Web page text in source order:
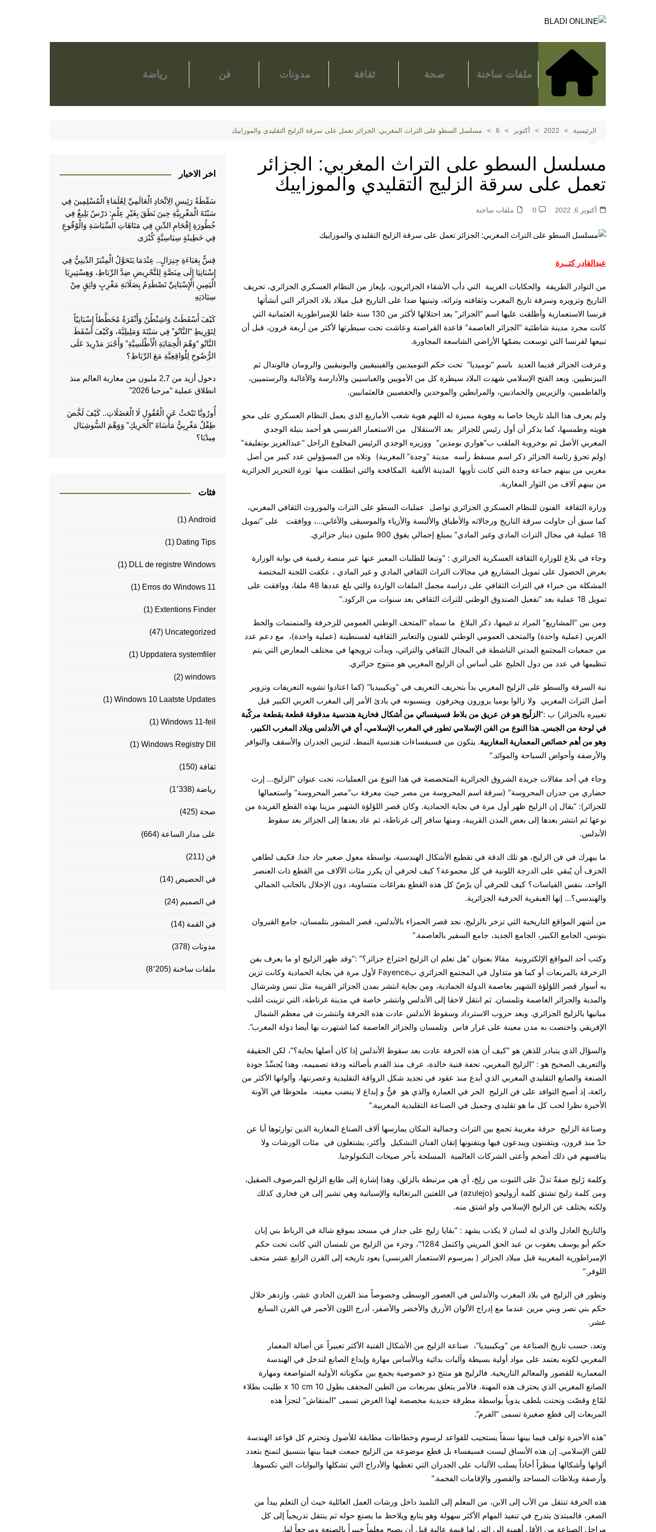
ملفات ساخنة صحة ثقافة مدونات فن رياضة
الرئيسية 2022 أكتوبر 6 مسلسل السطو على التراث المغربي: الجزائر تعمل على سرقة الزليج التقليدي والموزاييك
مسلسل السطو على التراث المغربي: الجزائر
تعمل على سرقة الزليج التقليدي والموزاييك
أكتوبر 6, 2022 0 ملفات ساخنة
عبدالقادر كتــرة
من النوادر الطريفة والحكايات الغريبة التي دأب الأشقاء الجزائريون، بإيعاز من النظام العسكري الجزائري، تحريف
التاريخ وتزويره وسرقة تاريخ المغرب وثقافته وتراثه، وتبنيها ضدا على التاريخ قبل ميلاد بلاد الجزائر التي أنشأتها
فرنسا الاستعمارية وأطلقت عليها اسم “الجزائر” بعد احتلالها لأكثر من 130 سنة خلفا للإمبراطورية العثمانية التي
كانت مجرد مدينة شاطئية “الجزائر العاصمة” قاعدة القراصنة وعاشت تحت سيطرتها لأكثر من أربعة قرون، قبل أن
تبيعها لفرنسا التي توسعت بضمّها الأراضي الشاسعة المجاورة.
وعرفت الجزائر قديما العديد باسم “نوميديا” تحت حكم النوميديين والفينيقيين والبونيقيين والرومان فالوندال ثم
البيزنطيين. وبعد الفتح الإسلامي شهدت البلاد سيطرة كل من الأمويين والعباسيين والأدارسة والأغالبة والرستميين،
والفاطميين، والزيريين والحماديين، والمرابطين والموحدين والحفصيين فالعثمانيين.
ولم يعرف هذا البلد تاريخا خاصا به وهوية مميزة له اللهم هوية شعب الأمازيغ الذي يعمل النظام العسكري على محو
هويته وطمسها، كما يذكر أن أول رئيس للجزائر بعد الاستقلال من الاستعمار الفرنسي هو أحمد بنبلة الوجدي
المغربي الأصل ثم بوخروبة الملقب ب”هواري بومدين” ووزيره الوجدي الرئيس المخلوع الراحل “عبدالعزيز بوتفليقة”
(ولم تجرؤ رئاسة الجزائر ذكر اسم مسقط رأسه مدينة “وجدة” المغربية) وتلاه من المسؤولين عدد كبير من أصل
مغربي من بينهم جماعة وجدة التي كانت تأويها المدينة الألفية المكافحة والتي انطلقت منها ثورة التحرير الجزائرية
من بينهم آلاف من الثوار المغاربة.
وزارة الثقافة الفنون للنظام العسكري الجزائري تواصل عمليات السطو على التراث والموروث الثقافي المغربي،
كما سبق أن حاولت سرقة التاريخ ورجالاته والأطباق والألبسة والأزياء والموسيقى والأغاني…، ووافقت على “تمويل
18 عملية في مجال التراث المادي وغير المادي” بمبلغ إجمالي يفوق 900 مليون دينار جزائري
.
وجاء في بلاغ للوزارة الثقافة العسكرية الجزائري : “وتبعا للطلبات المعبر عنها عبر منصة رقمية في بوابة الوزارة
بغرض الحصول على تمويل المشاريع في مجالات التراث الثقافي المادي و غير المادي ، عكفت اللجنة المختصة
المشكلة من خبراء في التراث الثقافي على دراسة مجمل الملفات الواردة والتي بلغ عددها 48 ملفا، ووافقت على
تمويل 18 عملية بعد “تفعيل الصندوق الوطني للتراث الثقافي بعد سنوات من الركود
“.
ومن بين “المشاريع” المراد تدعيمها، ذكر البلاغ ما سماه “المتحف الوطني العمومي للزخرفة والمنمنمات والخط
العربي (عملية واحدة) والمتحف العمومي الوطني للفنون والتعابير الثقافية لقسنطينة (عملية واحدة)، مع دعم عدد
من جمعيات المجتمع المدني الناشطة في المجال الثقافي والتراثي، وبدأت ترويجها في مختلف المعارض التي يتم
تنظيمها في عدد من دول الخليج على أساس أن الزليج المغربي هو منتوج جزائري.
نية السرقة والسطو على الزليج المغربي بدأ بتحريف التعريف في “ويكيبيديا” (كما اعتادوا تشويه التعريفات وتزوير
أصل التراث المغربي ولا زالوا يوميا يزورون ويحرفون وينسبونه في بادئ الأمر إلى المغرب العربي الكبير قبل
تغييره بالجزائر) ب :”الزلَيج هو فن عريق من بلاط فسيفسائي من أشكال فخارية هندسية مدقوقة قطعة بقطعة مركّبة
في لوحة من الجبس. هذا النوع من الفن الإسلامي تطور في المغرب الإسلامي، أي في الأندلس وبلاد المغرب الكبير،
وهو من أهم خصائص المعمارية المغاربية. يتكون من فسيفساءات هندسية النمط، لتزيين الجدران والأسقف والنوافر
والأرصفة وأحواض السباحة والموائد.”
وجاء في أحد مقالات جريدة الشروق الجزائرية المتخصصة في هذا النوع من العمليات، تحت عنوان “الزليج… إرث
حضاري من جدران المحروسة” (سرقة اسم المحروسة من مصر حيث معرفة ب”مصر المحروسة” واستعمالها
للجزائر): “يقال إن الزليج ظهر أول مرة في بجاية الحمادية. وكان قصر اللؤلؤة الشهير مزينا بهذه القطع الفريدة من
نوعها ثم انتشر بعدها إلى بعض المدن القريبة، ومنها سافر إلى غرناطة، ثم عاد بعدها إلى الجزائر بعد سقوط
الأندلس.
ما يبهرك في فن الزليج، هو تلك الدقة في تقطيع الأشكال الهندسية، بواسطة معول صغير حاد جدا. فكيف لطاهي
الخزف أن يُبقي على الدرجة اللونية في كل مجموعة؟ كيف لحرفي أن يكرر مئات الآلاف من القطع ذات العنصر
الواحد، بنفس القياسات؟ كيف للحرفي أن يرُصّ كل هذه القطع بفراغات متساوية، دون الإخلال بالجانب الجمالي
والهندسي؟… إنها العبقرية الحرفية الجزائرية.
من أشهر المواقع التاريخية التي تزخر بالزليج، نجد قصر الحمراء بالأندلس، قصر المشور بتلمسان، جامع القيروان
بتونس، الجامع الكبير، الجامع الجديد، جامع السفير بالعاصمة.”
وكتب أحد المواقع الإلكترونية مقالا بعنوان “هل تعلم ان الزليج اختراع جزائر؟” :”وقد ظهر الزليج او ما يعرف بفن
الزخرفة بالمربعات أو كما هو متداول في المجتمع الجزائري بFayence لأول مرة في بجاية الحمادية وكانت تزين
به أسوار قصر اللؤلؤة الشهير بعاصمة الدولة الحمادية، ومن بجاية انتشر بمدن الجزائر القريبة مثل تنس وشرشال
والمدية والجزائر العاصمة وتلمسان. ثم انتقل لاحقا إلى الأندلس وانتشر خاصة في مدينة غرناطة، التي تزينت أغلب
مبانيها بالزليج الجزائري. وبعد حروب الاسترداد وسقوط الأندلس عادت هذه الحرفة وانتشرت في معظم الشمال
الإفريقي واختصت به مدن معينة على غرار فاس وتلمسان والجزائر العاصمة كما اشتهرت بها أيضا دولة المغرب”.
والسؤال الذي يتبادر للذهن هو “كيف أن هذه الحرفة عادت بعد سقوط الأندلس إذا كان أصلها بجاية؟”، لكن الحقيقة
والتعريف الصحيح هو : “الزليج المغربي، تحفة فنية خالدة، عرف منذ القدم بأصالته ودقة تصميمه، وهذا يُجسِّدُ جودة
الصنعة والصانع التقليدي المغربي الذي أبدع منذ عقود في تجديد شكل الزواقة التقليدية وعصرنتها، وألوانها الأكثر من
رائعة، إذ أصبح التوافد على فن الزليج الحر في العمارة والذي هو فنٌّ و إبداع لا ينضب معينه، ملحوظا في الآونة
الأخيرة نظرا لحب كل ما هو تقليدي وجميل في الصناعة التقليدية المغربية.”
وصناعة الزليج حرفة مغربية تجمع بين التراث وجمالية المكان يمارسها آلاف الصناع المغاربة الذين توارثوها أبا عن
جدّ منذ قرون، ويتفننون ويبدعون فيها ويتقنونها إتقان الفنان التشكيل وأكثر، يشتغلون في مئات الورشات ولا
ينافسهم في ذلك أضخم وأعتى الشركات العالمية المسلحة بآخر صيحات التكنولوجيا.
وكلمة زَليج صفةٌ تدلّ على الثبوت من زلِجَ، أي هي مرتبطة بالزلق، وهذا إشارة إلى طابع الزليج المرصوف الصقيل،
ومن كلمة زليج تشتق كلمة أزوليجو (azulejo) في اللغتين البرتغالية والإسبانية وهي تشير إلى فن فخاري كذلك
ولكنه يختلف عن الزليج الإسلامي ولو اشتق منه.
والتاريخ العادل والذي له لسان لا يكذب يشهد : “بقايا زليج على جدار في مسجد بموقع شالة في الرباط بني إبان
حكم أبو يوسف يعقوب بن عبد الحق المريني واكتمل 1284″، وجزء من الزليج من تلمسان التي كانت تحت حكم
الإمبراطورية المغربية قبل ميلاد الجزائر ( بمرسوم الاستعمار الفرنسي) يعود تاريخه إلى القرن الرابع عشر متحف
اللوفر.”
وتطور فن الزليج في بلاد المغرب والأندلس في العصور الوسطى وخصوصاً منذ القرن الحادي عشر، وازدهر خلال
حكم بني نصر وبني مرين عندما مع إدراج الألوان الأزرق والأخضر والأصفر، أدرج اللون الأحمر في القرن السابع
عشر .
وتعد، حسب تاريخ الصناعة من “ويكيبيديا”، صناعة الزليج من الأشكال الفنية الأكثر تعبيراً عن أصالة المعمار
المغربي لكونه يعتمد على مواد أولية بسيطة وآليات بدائية وبالأساس مهارة وإبداع الصانع لتدخل في الهندسة
المعمارية للقصور والمعالم التاريخية. فالزليج هو منتج ذو خصوصية يجمع بين مكوناته الأولية المتواضعة ومهارة
الصانع المغربي الذي يحترف هذه المهنة. فالأمر يتعلق بمربعات من الطين المجفف بطول 10
x 10 cm طليت بطلاء
لمّاع وقصّت ونحتت بلطف يدوياً بواسطة مطرقة حديدية مخصصة لهذا الغرض تسمى “المنقاش” لتجزأ هذه
المربعات إلى قطع صغيرة تسمى “الفرم”.
“هذه الأخيرة تؤلف فيما بينها نسقاً يستجيب للقواعد لرسوم وخطاطات مطابقة للأصول وتحترم كل قواعد الهندسة
للفن الإسلامي. إن هذه الأنساق ليست فسيفساء بل قطع موضوعة من الزليج جمعت فيما بينها بتنسيق لتمنح بتعدد
ألوانها وأشكالها منظراً أخاذاً يسلب الألباب على الجدران التي تغطيها والأدراج التي تشكلها والبوابات التي تكسوها.
وأرصفة وبلاطات المساجد والقصور والإقامات الفخمة.”
هذه الحرفة تنتقل من الأب إلى الابن، من المعلم إلى التلميذ داخل ورشات العمل العائلية حيث أن التعلم يبدأ من
الصغر، فالمبتدئ يتدرج في تنفيذ المهام الأكثر سهولة وهو يتابع ويلاحظ ما يصنع حوله ثم ينتقل تدريجياً إلى كل
مراحل الصناعة من الأقل أهمية إلى التي لها قيمة عالية قبل أن يصبح معلماً خبيراً بالصنعة ومرجعاً لها.
اخر الاخبار
سَقْطَةُ رَئِيسِ الِاتِّحَادِ الْعَالَمِيِّ لِعُلَمَاءِ الْمُسْلِمِينَ فِي
سَبْتَةَ الْمَغْرِبِيَّةِ حِينَ نَطَقَ بِغَيْرِ عِلْمٍ: دَرْسٌ بَلِيغٌ فِي
خُطُورَةِ إِقْحَامِ الدِّينِ فِي مَتَاهَاتِ السِّيَاسَةِ وَالْوُقُوعِ
فِي خَطِيئَةٍ سِيَاسِيَّةٍ كُبْرَى
قِسٌّ بِعَبَاءَةِ جِنِرَالٍ.. عِنْدَمَا يَتَحَوَّلُ الْمِنْبَرُ الدِّينِيُّ فِي
إِسْبَانِيَا إِلَى مِنَصَّةٍ لِلتَّحْرِيضِ ضِدَّ الرِّبَاطِ، وَهِسْتِيرِيَا
الْيَمِينِ الْإِسْبَانِيِّ تَصْطَدِمُ بِصَلَابَةِ مَغْرِبٍ وَاثِقٍ مِنْ
سِيَادَتِهِ
كَيْفَ أَسْقَطَتْ وَاشِنْطُنُ وَأَنْقَرَةُ مُخَطَّطاً إِسْبَانِيّاً
لِتَوْرِيطِ “النَّاتُو” فِي سَبْتَةَ وَمَلِيلِيَّةَ، وَكَيْفَ أَسْقَطَ
النَّاتُو “وَهْمَ الْحِمَايَةِ الْأَطْلَسِيَّةِ” وَأَجْبَرَ مَدْرِيدَ عَلَى
الرُّضُوخِ لِلْوَاقِعِيَّةِ مَعَ الرِّبَاطِ؟
دخول أزيد من 2,7 مليون من مغاربة العالم منذ
انطلاق عملية “مرحبا 2026”
أُورُوبَّا تَبْحَثُ عَنِ الْعُقُولِ لَا الْعَضَلَاتِ.. كَيْفَ لَخَّصَ
طِفْلٌ مَغْرِبِيٌّ مَأْسَاةَ “الْحَرِيكِ” وَوَهْمَ السُّوشِيَال
مِيدْيَا؟
فئات
Android
(1)
Dating Tips
(1)
DLL de registre Windows
(1)
Erros do Windows 11
(1)
Extentions Finder
(1)
Uncategorized
(47)
Uppdatera systemfiler
(1)
windows
(2)
Windows 10 Laatste Updates
(1)
Windows 11-feil
(1)
Windows Registry Dll
(1)
ثقافة (150)
رياضة (1٬338)
صحة (425)
على مدار الساعة (664)
فن (211)
في الحضيض (14)
في الصميم (24)
في القمة (14)
مدونات (378)
ملفات ساخنة (8٬205)